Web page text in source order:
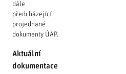
dále
předcházející
projednané
dokumenty ÚAP.
Aktuální
dokumentace